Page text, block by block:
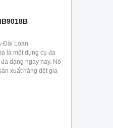
Đài Loan
là một dụng cụ đa
dạng ngày nay. Nó
xuất hàng dệt gia